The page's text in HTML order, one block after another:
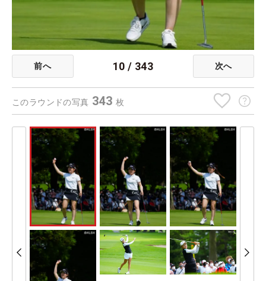
前へ 10 / 343 次へ
このラウンドの写真 343 枚